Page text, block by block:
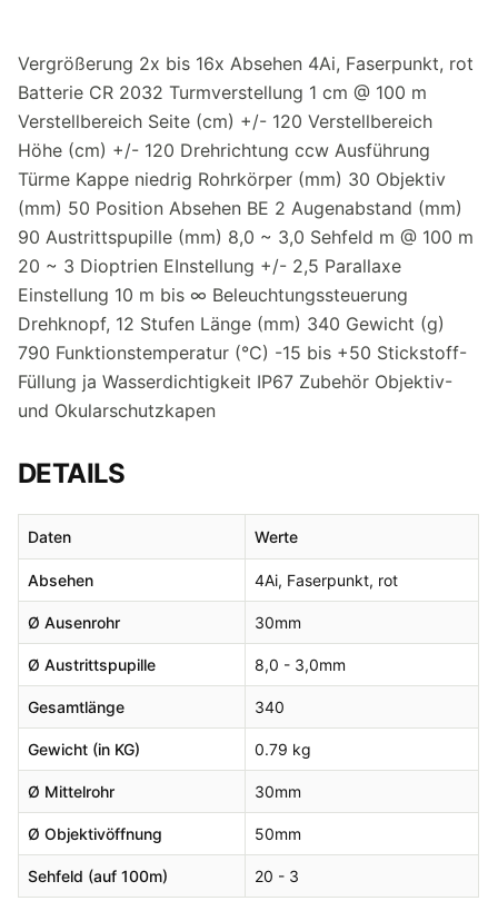
Vergrößerung 2x bis 16x Absehen 4Ai, Faserpunkt, rot
Batterie CR 2032 Turmverstellung 1 cm @ 100 m
Verstellbereich Seite (cm) +/- 120 Verstellbereich
Höhe (cm) +/- 120 Drehrichtung ccw Ausführung
Türme Kappe niedrig Rohrkörper (mm) 30 Objektiv
(mm) 50 Position Absehen BE 2 Augenabstand (mm)
90 Austrittspupille (mm) 8,0 ~ 3,0 Sehfeld m @ 100 m
20 ~ 3 Dioptrien EInstellung +/- 2,5 Parallaxe
Einstellung 10 m bis ∞ Beleuchtungssteuerung
Drehknopf, 12 Stufen Länge (mm) 340 Gewicht (g)
790 Funktionstemperatur (°C) -15 bis +50 Stickstoff-
Füllung ja Wasserdichtigkeit IP67 Zubehör Objektiv-
und Okularschutzkapen
DETAILS
Daten Werte
Absehen 4Ai, Faserpunkt, rot
Ø Ausenrohr 30mm
Ø Austrittspupille 8,0 - 3,0mm
Gesamtlänge 340
Gewicht (in KG) 0.79 kg
Ø Mittelrohr 30mm
Ø Objektivöffnung 50mm
Sehfeld (auf 100m) 20 - 3